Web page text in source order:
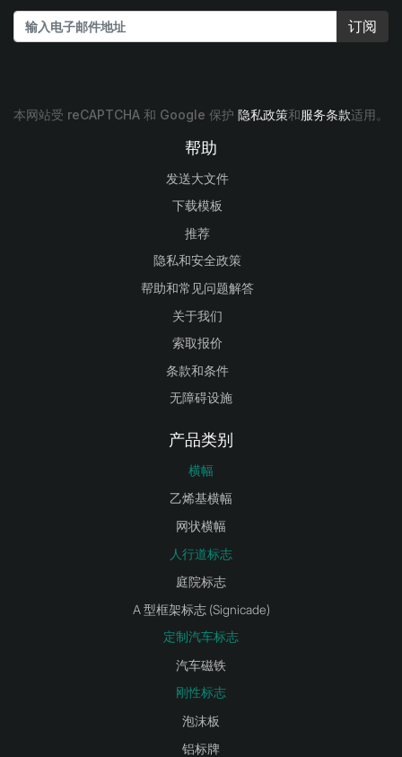
订阅
本网站受 reCAPTCHA 和 Google 保护 隐私政策和服务条款适用。
帮助
发送大文件
下载模板
推荐
隐私和安全政策
帮助和常见问题解答
关于我们
索取报价
条款和条件
无障碍设施
产品类别
横幅
乙烯基横幅
网状横幅
人行道标志
庭院标志
A 型框架标志 (Signicade)
定制汽车标志
汽车磁铁
刚性标志
泡沫板
铝标牌